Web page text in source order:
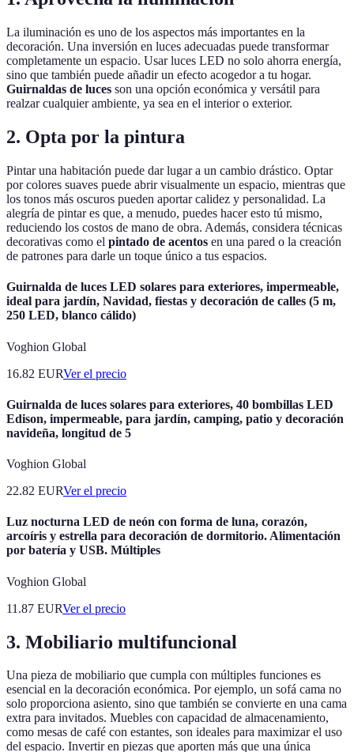
La iluminación es uno de los aspectos más importantes en la
decoración. Una inversión en luces adecuadas puede transformar
completamente un espacio. Usar luces LED no solo ahorra energía,
sino que también puede añadir un efecto acogedor a tu hogar.
Guirnaldas de luces son una opción económica y versátil para
realzar cualquier ambiente, ya sea en el interior o exterior.
2. Opta por la pintura
Pintar una habitación puede dar lugar a un cambio drástico. Optar
por colores suaves puede abrir visualmente un espacio, mientras que
los tonos más oscuros pueden aportar calidez y personalidad. La
alegría de pintar es que, a menudo, puedes hacer esto tú mismo,
reduciendo los costos de mano de obra. Además, considera técnicas
decorativas como el pintado de acentos en una pared o la creación
de patrones para darle un toque único a tus espacios.
Guirnalda de luces LED solares para exteriores, impermeable,
ideal para jardín, Navidad, fiestas y decoración de calles (5 m,
250 LED, blanco cálido)
Voghion Global
16.82 EURVer el precio
Guirnalda de luces solares para exteriores, 40 bombillas LED
Edison, impermeable, para jardín, camping, patio y decoración
navideña, longitud de 5
Voghion Global
22.82 EURVer el precio
Luz nocturna LED de neón con forma de luna, corazón,
arcoíris y estrella para decoración de dormitorio. Alimentación
por batería y USB. Múltiples
Voghion Global
11.87 EURVer el precio
3. Mobiliario multifuncional
Una pieza de mobiliario que cumpla con múltiples funciones es
esencial en la decoración económica. Por ejemplo, un sofá cama no
solo proporciona asiento, sino que también se convierte en una cama
extra para invitados. Muebles con capacidad de almacenamiento,
como mesas de café con estantes, son ideales para maximizar el uso
del espacio. Invertir en piezas que aporten más que una única